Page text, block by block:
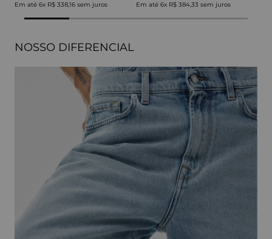
Em até 6x R$ 338,16 sem juros Em até 6x R$ 384,33 sem juros
NOSSO DIFERENCIAL